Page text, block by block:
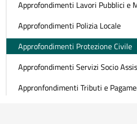
Approfondimenti Lavori Pubblici e
Approfondimenti Polizia Locale
Approfondimenti Protezione Civile
Approfondimenti Servizi Socio
Appronfondimenti Tributi e